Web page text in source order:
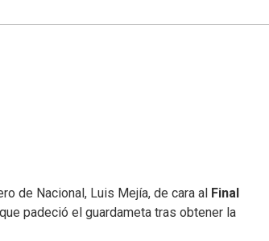
de Nacional, Luis Mejía, de cara al Final
padeció el guardameta tras obtener la